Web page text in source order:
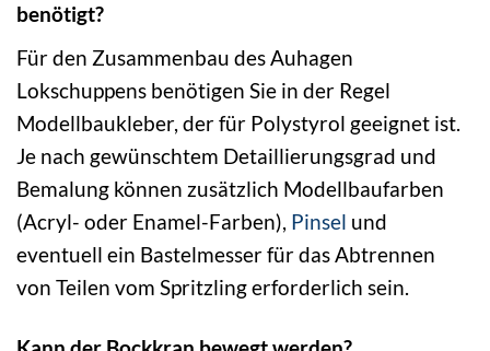
benötigt?
Für den Zusammenbau des Auhagen
Lokschuppens benötigen Sie in der Regel
Modellbaukleber, der für Polystyrol geeignet ist.
Je nach gewünschtem Detaillierungsgrad und
Bemalung können zusätzlich Modellbaufarben
(Acryl- oder Enamel-Farben), Pinsel und
eventuell ein Bastelmesser für das Abtrennen
von Teilen vom Spritzling erforderlich sein.